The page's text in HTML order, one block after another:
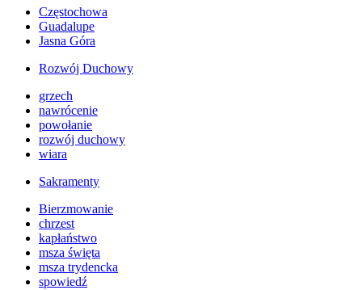
Częstochowa
Guadalupe
Jasna Góra
Rozwój Duchowy
grzech
nawrócenie
powołanie
rozwój duchowy
wiara
Sakramenty
Bierzmowanie
chrzest
kapłaństwo
msza święta
msza trydencka
spowiedź